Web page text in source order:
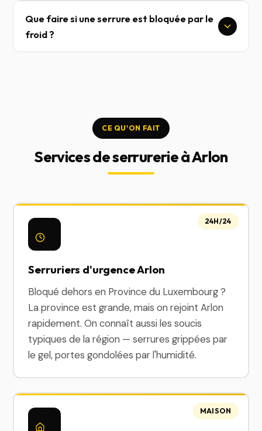
Que faire si une serrure est bloquée par le
froid ?
CE QU'ON FAIT
Services de serrurerie à Arlon
Serruriers d'urgence Arlon
Bloqué dehors en Province du Luxembourg ?
La province est grande, mais on rejoint Arlon
rapidement. On connaît aussi les soucis
typiques de la région — serrures grippées par
le gel, portes gondolées par l'humidité.
24H/24
MAISON